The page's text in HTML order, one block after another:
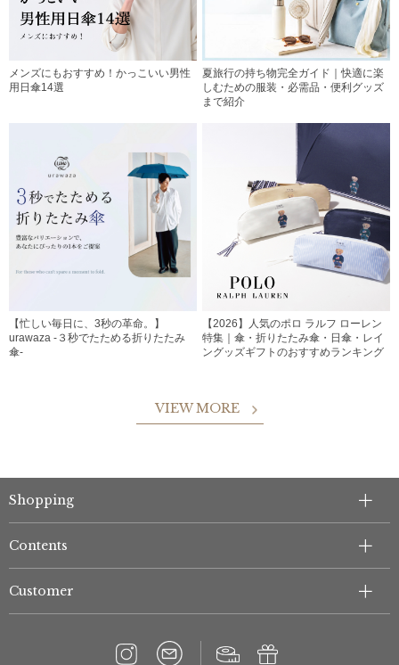
メンズにもおすすめ！かっこいい男性
用日傘14選
夏旅行の持ち物完全ガイド｜快適に楽
しむための服装・必需品・便利グッズ
まで紹介
【忙しい毎日に、3秒の革命。】
urawaza -３秒でたためる折りたたみ
傘-
【2026】人気のポロ ラルフ ローレン
特集｜傘・折りたたみ傘・日傘・レイ
ングッズギフトのおすすめランキング
VIEW MORE
Shopping
Contents
Customer